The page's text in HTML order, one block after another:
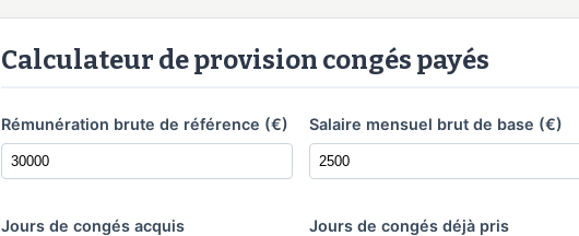
Calculateur de provision congés payés
Rémunération brute de référence (€) Salaire mensuel brut de base (€)
Jours de congés acquis Jours de congés déjà pris